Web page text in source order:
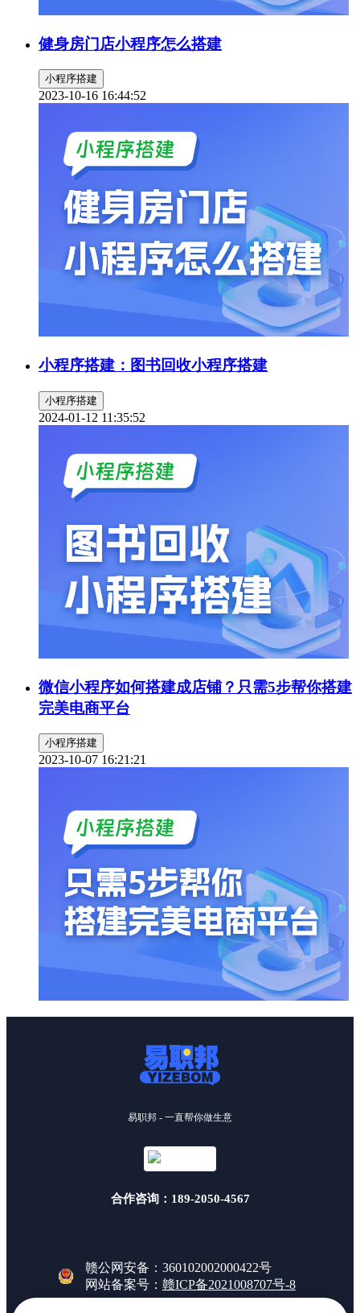
健身房门店小程序怎么搭建
小程序搭建
2023-10-16 16:44:52
小程序搭建：图书回收小程序搭建
小程序搭建
2024-01-12 11:35:52
微信小程序如何搭建成店铺？只需5步帮你搭建
完美电商平台
小程序搭建
2023-10-07 16:21:21
易职邦 - 一直帮你做生意
合作咨询：189-2050-4567
赣公网安备：360102002000422号
网站备案号： 赣ICP备2021008707号-8